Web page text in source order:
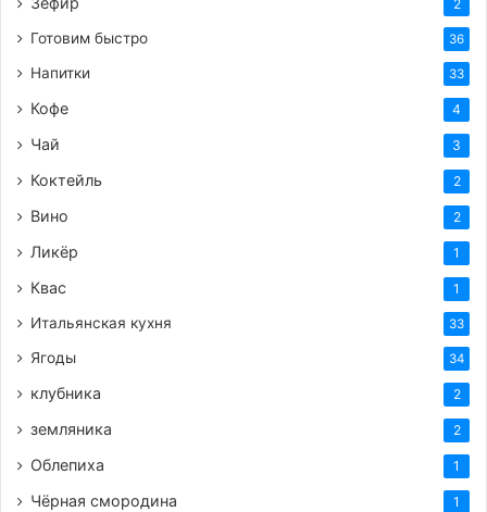
вторично не добавляем. Низ сотейника или
кастрюльки должен быть сухим и подогретым
ничего не мешает грибам зажариваться.
приправы сразу всасываются, как губкой.
Затем прибавить лук и морковь. Размешивая,
отварилась наполовину. Слить с нее влагу
полностью.
Совместить перловку с грибами и лучком.
Добавить примерно половину стакана воды,
2
Готовим быстро 36
Напитки 33
Кофе 4
Чай 3
Коктейль 2
Вино 2
Ликёр 1
Квас 1
Итальянская кухня 33
Ягоды 34
клубника 2
земляника 2
Облепиха 1
Чёрная смородина 1